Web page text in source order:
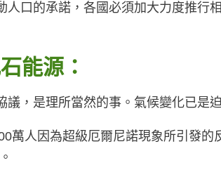
人口的承諾，各國必須加大力度推
能源：
議，是理所當然的事。氣候變化已
萬人因為超級厄爾尼諾現象所引發